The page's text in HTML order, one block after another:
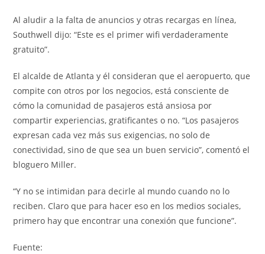
Al aludir a la falta de anuncios y otras recargas en línea,
Southwell dijo: “Este es el primer wifi verdaderamente
gratuito”.
El alcalde de Atlanta y él consideran que el aeropuerto, que
compite con otros por los negocios, está consciente de
cómo la comunidad de pasajeros está ansiosa por
compartir experiencias, gratificantes o no. “Los pasajeros
expresan cada vez más sus exigencias, no solo de
conectividad, sino de que sea un buen servicio”, comentó el
bloguero Miller.
“Y no se intimidan para decirle al mundo cuando no lo
reciben. Claro que para hacer eso en los medios sociales,
primero hay que encontrar una conexión que funcione”.
Fuente: